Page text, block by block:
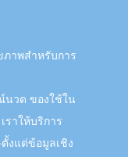
าพสำหรับการ
นวด ของใช้ใน
ราให้บริการ
งแต่ข้อมูลเชิง